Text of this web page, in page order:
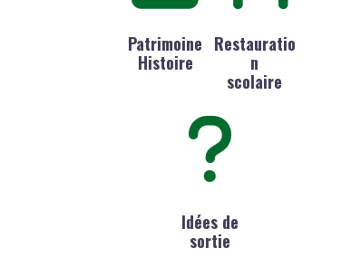
Patrimoine
Histoire
Restauratio
n
scolaire
Idées de
sortie